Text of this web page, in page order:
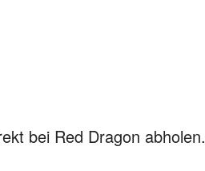
bei Red Dragon abholen.